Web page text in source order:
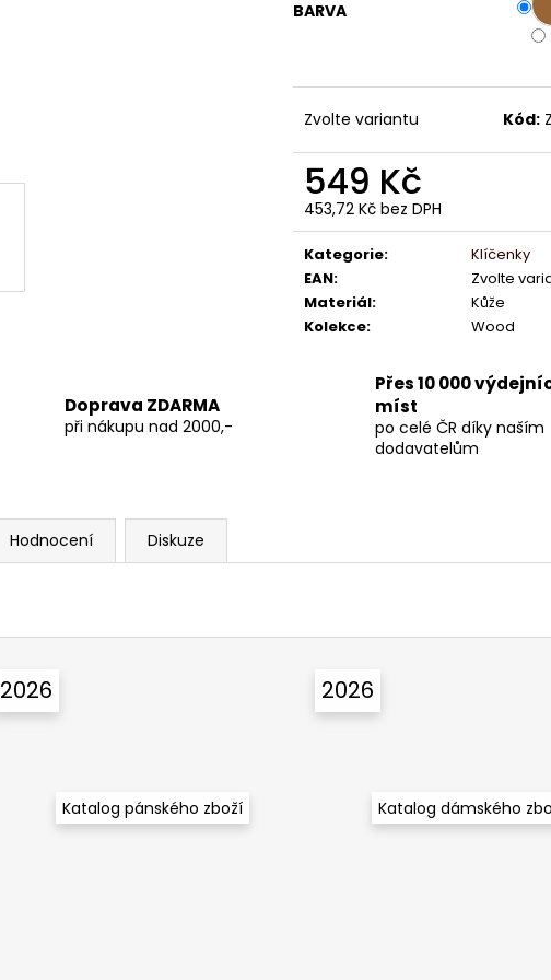
BARVA
Zvolte variantu Kód:
549 Kč
453,72 Kč bez DPH
Měrná
cena:
Kategorie:
Klíčenky
EAN:
Zvolte
Materiál:
Kůže
Kolekce: Wood
Doprava ZDARMA
při nákupu nad 2000,-
Přes 10 000
míst
po celé ČR díky naším
dodavatelům
Hodnocení Diskuze
2026
Katalog pánského zboží
2026
Katalog dámského